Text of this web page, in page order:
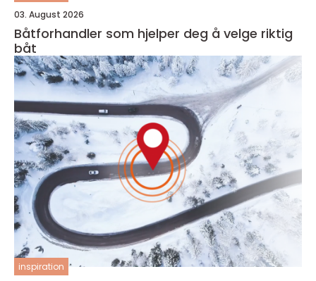
03. August 2026
Båtforhandler som hjelper deg å velge riktig
båt
inspiration